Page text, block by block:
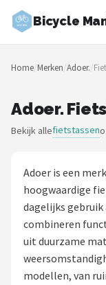
Bicycle
Zoeken
NAVIGATIE
Merken
Fietsroutes
Kinderfietsen
Stadsfietsen
Home/Merken/Adoer./
Adoer.
Bekijk allefietstassen
Adoer is een
hoogwaardige
dagelijks
combineren
uit duurzame
modellen, van